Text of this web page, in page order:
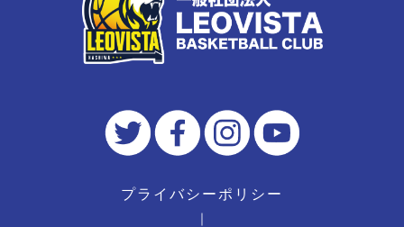
プライバシーポリシー
｜